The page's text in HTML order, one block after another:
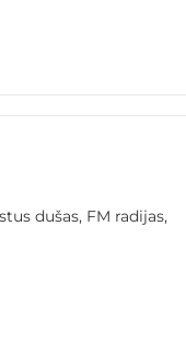
dušas, FM radijas,